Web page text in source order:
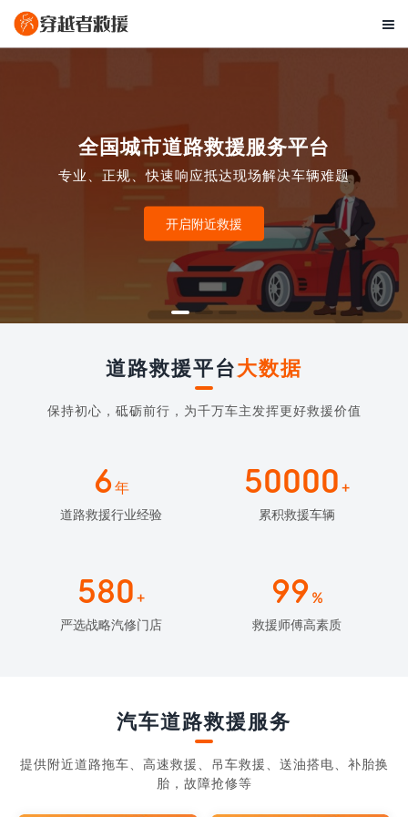

全国城市道路救援服务平台
专业、正规、快速响应抵达现场解决车辆难题
开启附近救援
道路救援平台大数据
保持初心，砥砺前行，为千万车主发挥更好救援价值
6年
道路救援行业经验
50000 +
累积救援车辆
580 +
严选战略汽修门店
99 %
救援师傅高素质
汽车道路救援服务
提供附近道路拖车、高速救援、吊车救援、送油搭电、补胎换
胎，故障抢修等